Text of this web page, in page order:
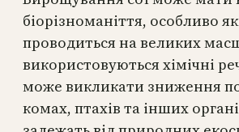
біорізноманіття, особливо
проводиться на великих
використовуються хімічні
може викликати зниження
комах, птахів та інших